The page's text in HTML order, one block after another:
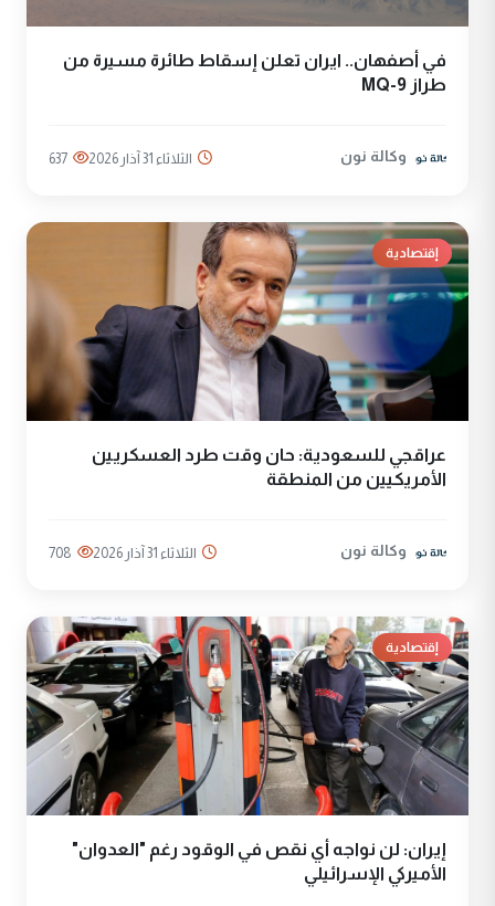
في أصفهان.. ايران تعلن إسقاط طائرة مسيرة من
طراز MQ-9
وكالة نون الثلاثاء 31 آذار 2026 637
إقتصادية
عراقجي للسعودية: حان وقت طرد العسكريين
الأمريكيين من المنطقة
وكالة نون الثلاثاء 31 آذار 2026 708
إقتصادية
إيران: لن نواجه أي نقص في الوقود رغم "العدوان"
الأميركي الإسرائيلي